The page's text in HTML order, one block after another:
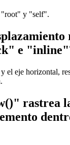
"root" y "self".
e
el eje horizontal,
rastrea